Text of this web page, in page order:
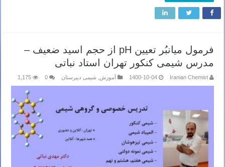
فرمول میانبُر تعیین pH از حجم اسید ضعیف –
مدرس شیمی کنکور تهران استاد نباتی
Iranian Chemist
1400-10-04 آموزش شیمی دبیرستان 0
1,175